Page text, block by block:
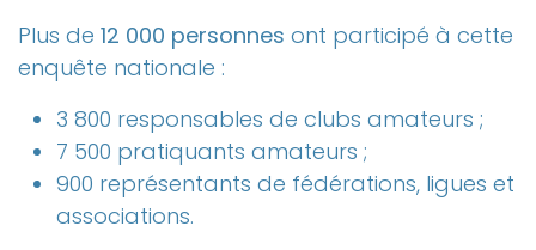
Plus de 12 000 personnes ont participé à cette
enquête nationale :
3 800 responsables de clubs amateurs ;
7 500 pratiquants amateurs ;
900 représentants de fédérations, ligues et
associations.